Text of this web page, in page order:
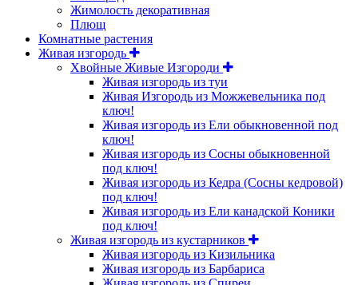
Жимолость декоративная
Плющ
Комнатные растения
Живая изгородь
Хвойные Живые Изгороди
Живая изгородь из туи
Живая Изгородь из Можжевельника под
ключ!
Живая изгородь из Ели обыкновенной под
ключ!
Живая изгородь из Сосны обыкновенной
под ключ!
Живая изгородь из Кедра (Сосны кедровой)
под ключ!
Живая изгородь из Ели канадской Коники
под ключ!
Живая изгородь из кустарников
Живая изгородь из Кизильника
Живая изгородь из Барбариса